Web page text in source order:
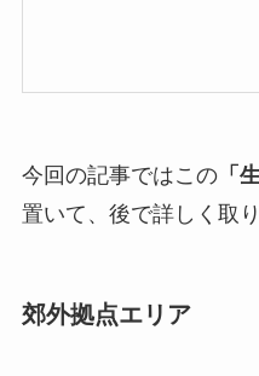
今回の記事ではこの「
置いて、後で詳しく取
郊外拠点エリア